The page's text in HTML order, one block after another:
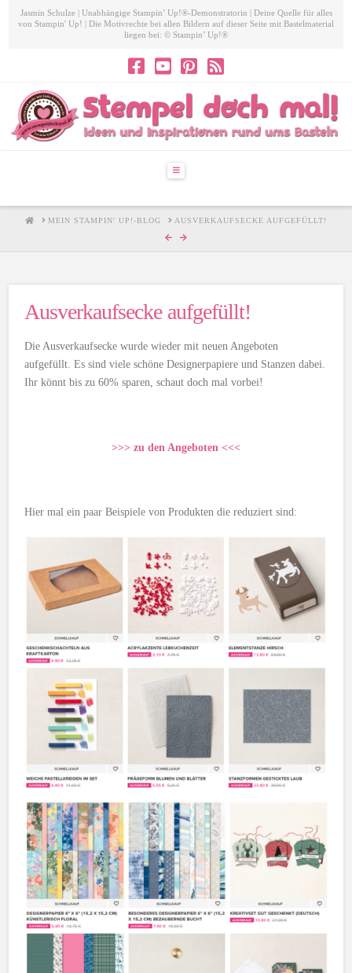
Jasmin Schulze | Unabhängige Stampin’ Up!®-Demonstratorin | Deine Quelle für alles
von Stampin' Up! | Die Motivrechte bei allen Bildern auf dieser Seite mit Bastelmaterial
liegen bei: © Stampin’ Up!®
Navigation
HOMEMEIN STAMPIN' UP!-BLOG AUSVERKAUFSECKE AUFGEFÜLLT!
Ausverkaufsecke aufgefüllt!
Die Ausverkaufsecke wurde wieder mit neuen Angeboten
aufgefüllt. Es sind viele schöne Designerpapiere und Stanzen dabei.
Ihr könnt bis zu 60% sparen, schaut doch mal vorbei!
>>> zu den Angeboten <<<
Hier mal ein paar Beispiele von Produkten die reduziert sind: